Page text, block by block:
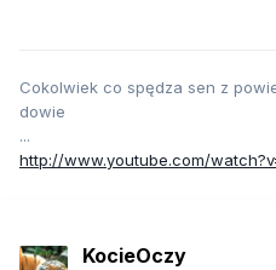
Cokolwiek co spędza sen z
dowie
...
http://www.youtube.com/
KocieOczy